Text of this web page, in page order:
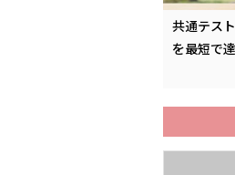
共通テス
を最短で